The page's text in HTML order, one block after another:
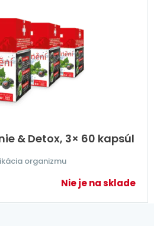
& Detox, 3× 60 kapsúl
organizmu
Nie je na sklade